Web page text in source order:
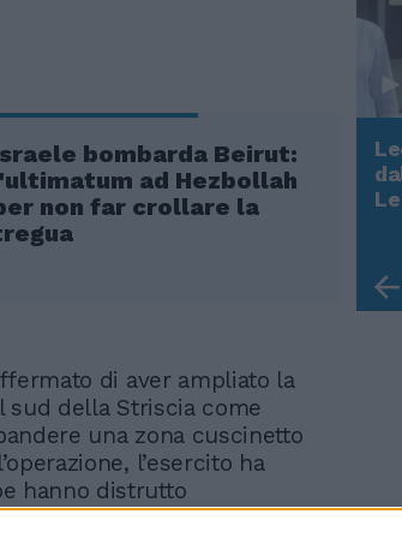
bombarda Beirut:
ad Hezbollah
non far crollare la
di aver ampliato la
sud della Striscia come
una zona cuscinetto
l’esercito ha
hanno distrutto
zona. Separatamente,
Rudy Giuliani a Come States?
Trump, Meloni e la strategia
americana